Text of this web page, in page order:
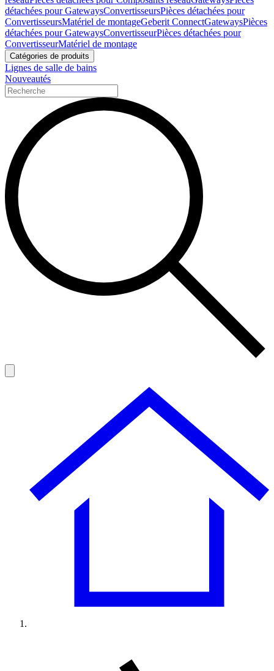
détachées pour GatewaysConvertisseursPièces détachées pour
ConvertisseursMatériel de montageGeberit ConnectGatewaysPièces
détachées pour GatewaysConvertisseurPièces détachées pour
ConvertisseurMatériel de montage
Catégories de produits
Lignes de salle de bains
Nouveautés